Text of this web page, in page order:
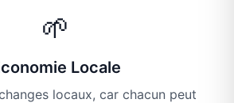
🌱
Locale
locaux, car chacun peut